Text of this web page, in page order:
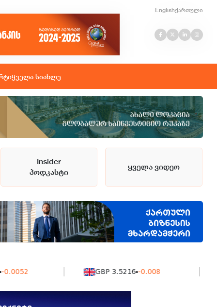
Englishქართული
ყველა სიახლე
Insider
პოდკასტი
ყველა ვიდეო
GBP 3.5216 -0.008